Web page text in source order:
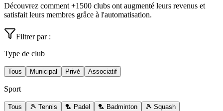
Découvrez comment +1500 clubs ont augmenté leurs revenus et
satisfait leurs membres grâce à l'automatisation.
Filtrer par :
Type de club
Tous Municipal Privé Associatif
Sport
Tous 🎾 Tennis 🏸 Padel 🏸 Badminton 🎾 Squash